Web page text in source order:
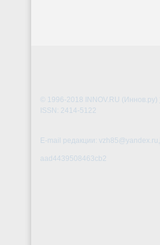
© 1996-2018 INNOV.RU (Иннов.ру)
ISSN: 2414-5122
E-mail редакции: vzh85@yandex.ru,
aad4439508463cb2